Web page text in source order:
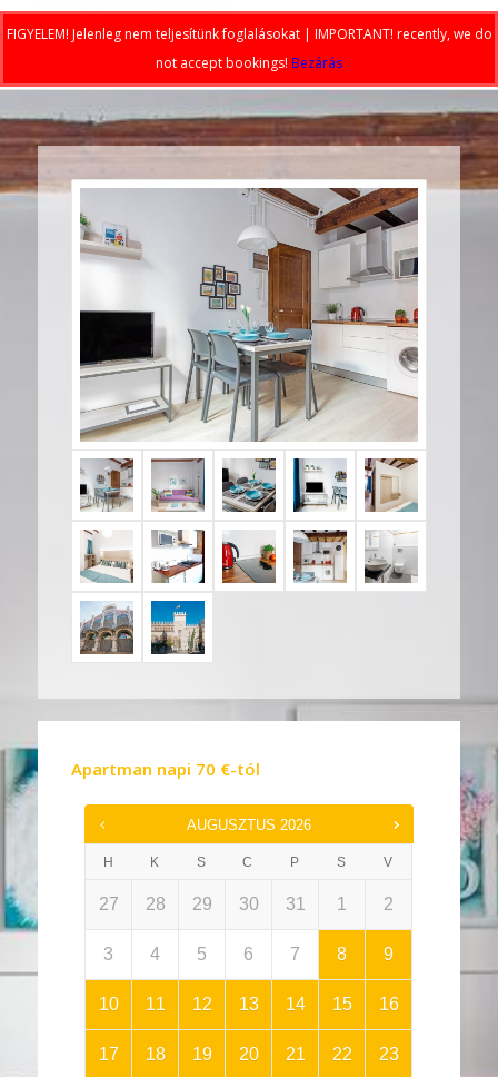
FIGYELEM! Jelenleg nem teljesítünk foglalásokat | IMPORTANT! recently, we do
not accept bookings! Bezárás
Apartman napi 70 €-tól
AUGUSZTUS 2026
H K S C P S V
27 28 29 30 31 1 2
3 4 5 6 7 8 9
10 11 12 13 14 15 16
17 18 19 20 21 22 23